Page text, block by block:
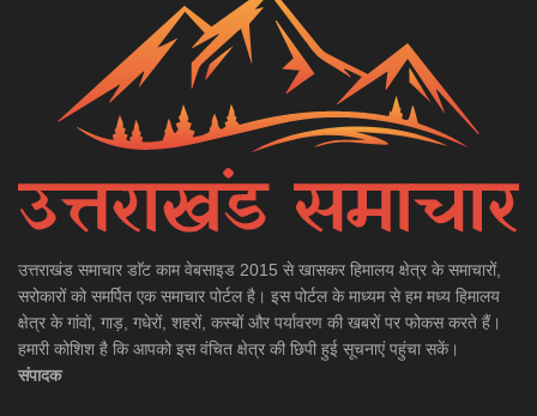
उत्तराखंड समाचार डाॅट काम वेबसाइड 2015 से खासकर हिमालय क्षेत्र के समाचारों,
सरोकारों को समर्पित एक समाचार पोर्टल है। इस पोर्टल के माध्यम से हम मध्य हिमालय
क्षेत्र के गांवों, गाड़, गधेरों, शहरों, कस्बों और पर्यावरण की खबरों पर फोकस करते हैं।
हमारी कोशिश है कि आपको इस वंचित क्षेत्र की छिपी हुई सूचनाएं पहुंचा सकें।
संपादक